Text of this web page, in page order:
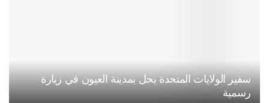
سفير الولايات المتحدة يحل بمدينة العيون في زيارة
رسمية